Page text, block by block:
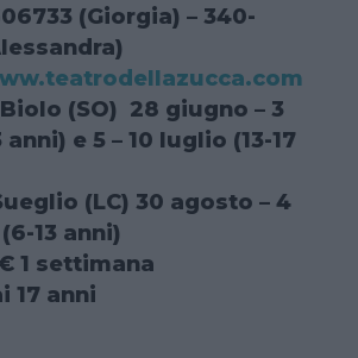
(Giorgia) – 340-
(SO) 28 giugno – 3
e 5 – 10 luglio (13-17
(LC) 30 agosto – 4
13 anni)
1 settimana
17 anni